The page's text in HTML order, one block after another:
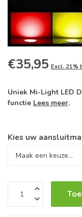
€35,95 Excl. 21%
Uniek Mi-Light LED
functie Lees meer.
Kies uw